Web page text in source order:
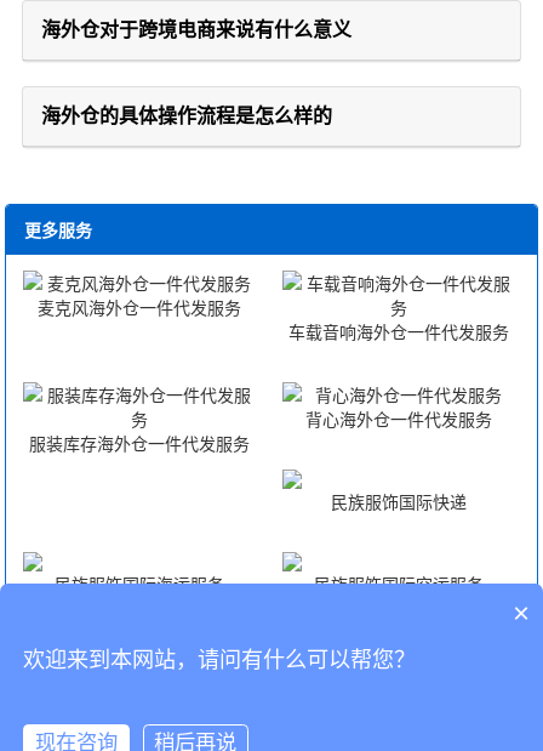
海外仓对于跨境电商来说有什么意义
海外仓的具体操作流程是怎么样的
更多服务
麦克风海外仓一件代发服务
车载音响海外仓一件代发服务
服装库存海外仓一件代发服务
背心海外仓一件代发服务
民族服饰国际快递
民族服饰国际海运服务 民族服饰国际空运服务
民族服饰FBA头程
CopyRight © 深圳市韬博供应链有限公司
×
欢迎来到本网站，请问有什么可以帮您？
现在咨询 稍后再说